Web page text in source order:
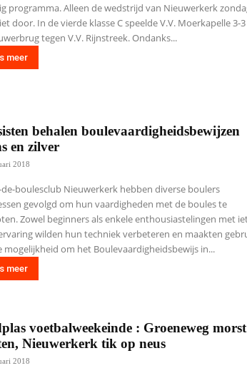
programma. Alleen de wedstrijd van Nieuwerkerk
door. In de vierde klasse C speelde V.V. Moerkapelle 3-
tegen V.V. Rijnstreek. Ondanks...
meer
behalen boulevaardigheidsbewijzen
en zilver
2018
de-boulesclub Nieuwerkerk hebben diverse boulers
gevolgd om hun vaardigheden met de boules te
Zowel beginners als enkele enthousiastelingen met
wilden hun techniek verbeteren en maakten
mogelijkheid om het Boulevaardigheidsbewijs in...
meer
voetbalweekeinde : Groeneweg morst
Nieuwerkerk tik op neus
2018